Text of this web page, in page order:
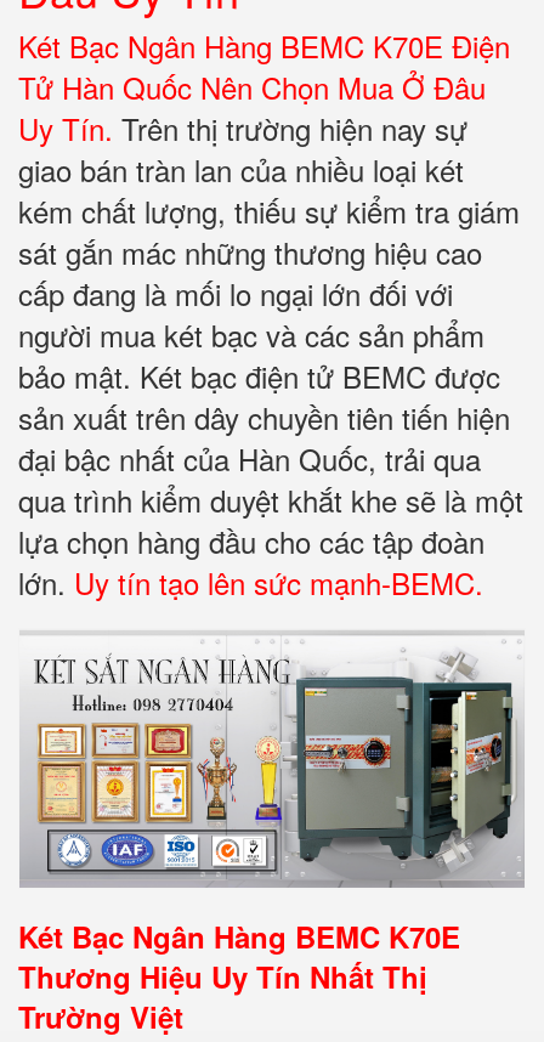
Két Bạc Ngân Hàng BEMC K70E Điện
Tử Hàn Quốc Nên Chọn Mua Ở Đâu
Uy Tín. Trên thị trường hiện nay sự
giao bán tràn lan của nhiều loại két
kém chất lượng, thiếu sự kiểm tra giám
sát gắn mác những thương hiệu cao
cấp đang là mối lo ngại lớn đối với
người mua két bạc và các sản phẩm
bảo mật. Két bạc điện tử BEMC được
sản xuất trên dây chuyền tiên tiến hiện
đại bậc nhất của Hàn Quốc, trải qua
qua trình kiểm duyệt khắt khe sẽ là một
lựa chọn hàng đầu cho các tập đoàn
lớn. Uy tín tạo lên sức mạnh-BEMC.
Két Bạc Ngân Hàng BEMC K70E
Thương Hiệu Uy Tín Nhất Thị
Trường Việt